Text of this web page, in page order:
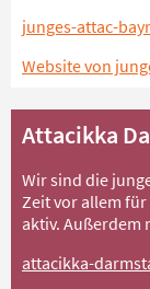
junges-attac-
Website von
Attacikka
Wir sind die
Zeit vor allem
aktiv. Außerdem
attacikka-